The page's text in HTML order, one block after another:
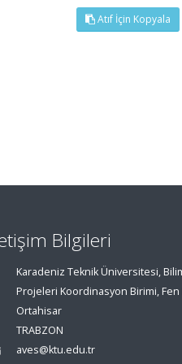
Atıf İçin Kopyala
Bilgileri
Karadeniz Teknik Üniversitesi,
Projeleri Koordinasyon Birimi, Fen
Ortahisar
TRABZON
aves@ktu.edu.tr